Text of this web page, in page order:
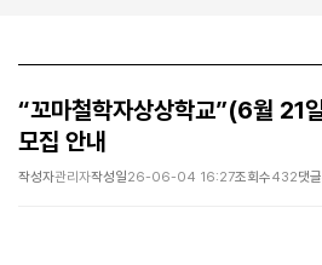
“꼬마철학자상상학교”(6월
모집 안내
작성자관리자작성일26-06-04 16:27조회수432댓